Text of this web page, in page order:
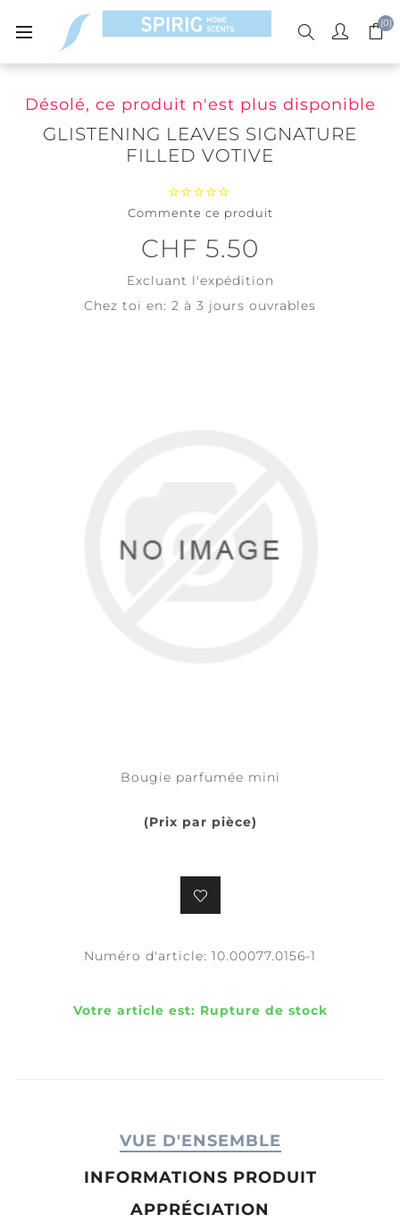
(0)
Désolé, ce produit n'est plus disponible
GLISTENING LEAVES SIGNATURE
FILLED VOTIVE
Commente ce produit
CHF 5.50
Excluant l'expédition
Chez toi en: 2 à 3 jours ouvrables
Bougie parfumée mini
(Prix par pièce)
Numéro d'article: 10.00077.0156-1
Votre article est: Rupture de stock
VUE D'ENSEMBLE
INFORMATIONS PRODUIT
APPRÉCIATION